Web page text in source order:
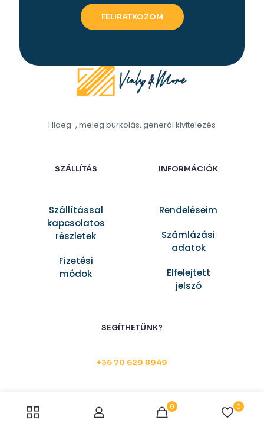
Hideg-, meleg burkolás, generál kivitelezés
SZÁLLÍTÁS
Szállítással
kapcsolatos
részletek
Fizetési
módok
INFORMÁCIÓK
Rendeléseim
Számlázási
adatok
Elfelejtett
jelszó
SEGÍTHETÜNK?
+36 70 629 8949
0 0